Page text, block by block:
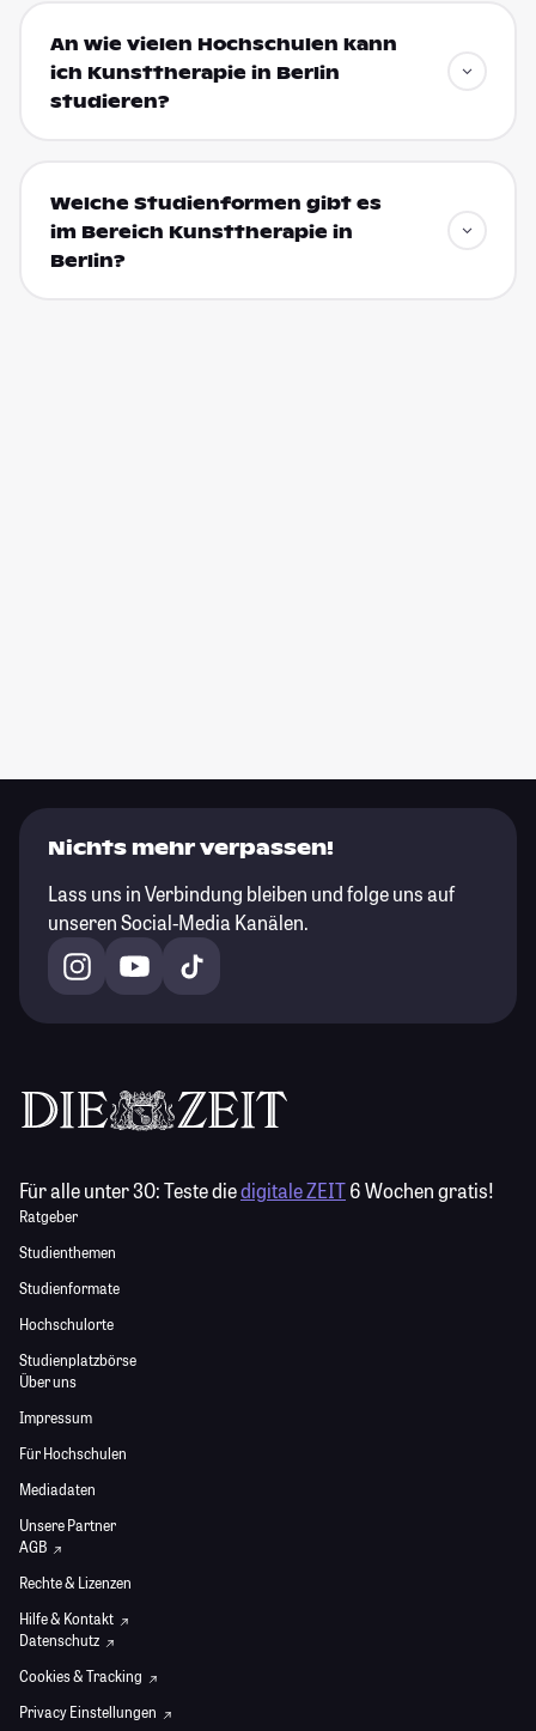
An wie vielen Hochschulen kann
ich Kunsttherapie in Berlin
studieren?
Welche Studienformen gibt es
im Bereich Kunsttherapie in
Berlin?
Nichts mehr verpassen!
Lass uns in Verbindung bleiben und folge uns auf
unseren Social-Media Kanälen.
Für alle unter 30:Teste diedigitale ZEIT6 Wochen gratis!
Ratgeber
Studienthemen
Studienformate
Hochschulorte
Studienplatzbörse
Über uns
Impressum
Für Hochschulen
Mediadaten
Unsere Partner
AGB
Rechte & Lizenzen
Hilfe & Kontakt
Datenschutz
Cookies & Tracking
Privacy Einstellungen